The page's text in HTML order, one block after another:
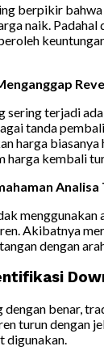
berpikir
naik. Padahal
sering terjadi
tanda
harga
harga kembali
Analisa
menggunakan
Akibatnya
dengan
benar,
turun dengan
digunakan.